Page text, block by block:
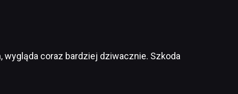
coraz bardziej dziwacznie. Szkoda